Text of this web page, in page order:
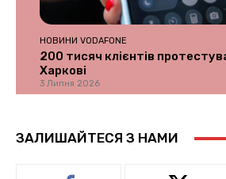
НОВИНИ VODAFONE
200 тисяч клієнтів
Харкові
3 Липня 2026
ЗАЛИШАЙТЕСЯ З НАМИ